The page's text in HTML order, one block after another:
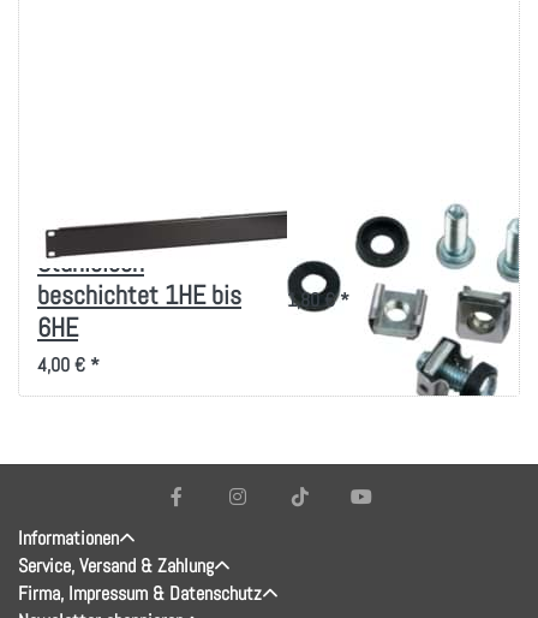
Blindplatten
Stahlblech
beschichtet 1HE bis
6HE
4,00 € *
Montageset M6 für
19 Zoll-Technik
1,80 € *
Informationen
Service, Versand & Zahlung
Firma, Impressum & Datenschutz